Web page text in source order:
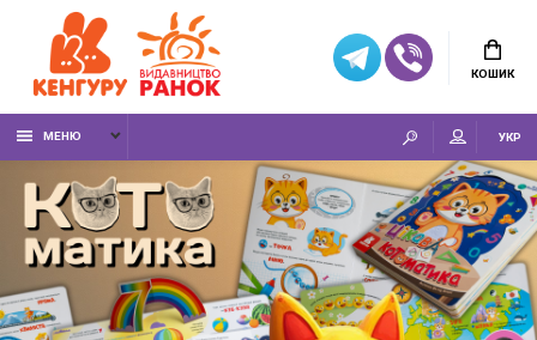
КОШИК
МЕНЮ УКР